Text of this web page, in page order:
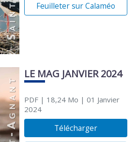
Feuilleter sur Calaméo
LE MAG JANVIER 2024
PDF| 18,24 Mo | 01 Janvier
2024
Télécharger